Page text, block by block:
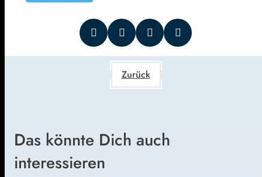
Zurück
Das könnte Dich auch
interessieren